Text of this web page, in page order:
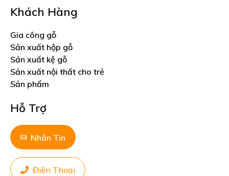
Khách Hàng
Gia công gỗ
Sản xuất hộp gỗ
Sản xuất kệ gỗ
Sản xuất nội thất cho trẻ
Sản phẩm
Hỗ Trợ
Nhắn Tin
Điện Thoại